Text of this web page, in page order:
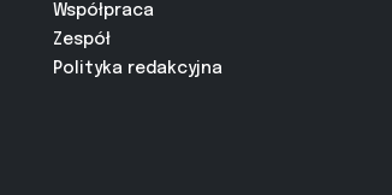
Współpraca
Zespół
Polityka redakcyjna